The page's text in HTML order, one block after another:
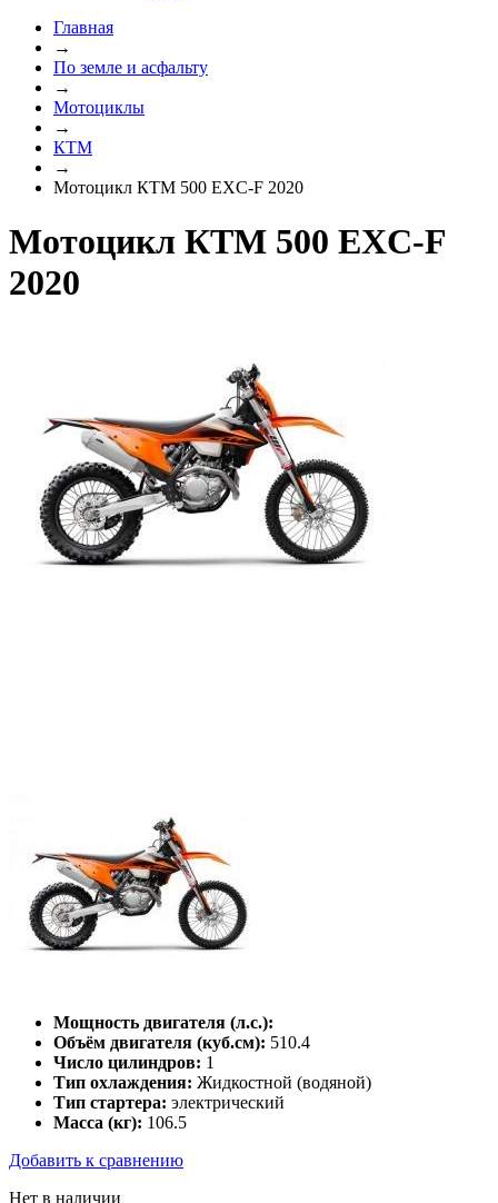
Главная
→
По земле и асфальту
→
Мотоциклы
→
КТМ
→
Мотоцикл КТМ 500 EXC-F 2020
Мотоцикл КТМ 500 EXC-F
2020
Мощность двигателя (л.с.):
Объём двигателя (куб.см): 510.4
Число цилиндров: 1
Тип охлаждения: Жидкостной (водяной)
Тип стартера: электрический
Масса (кг): 106.5
Добавить к сравнению
Нет в наличии